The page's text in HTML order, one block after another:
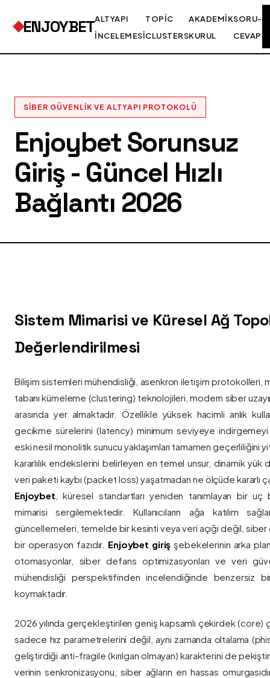
ENJOYBETALTYAPI
İNCELEMESI
TOPIC
CLUSTERS
AKADEMIK
KURUL
SORU-
CEVAP
SIBER GÜVENLIK VE ALTYAPI PROTOKOLÜ
Enjoybet Sorunsuz
Giriş - Güncel Hızlı
Bağlantı 2026
Sistem Mimarisi ve Küresel Ağ
Değerlendirilmesi
Bilişim sistemleri mühendisliği, asenkron iletişim protokolleri,
tabanı kümeleme (clustering) teknolojileri, modern siber
arasında yer almaktadır. Özellikle yüksek hacimli anlık
gecikme sürelerini (latency) minimum seviyeye
eski nesil monolitik sunucu yaklaşımları tamamen geçerliliğini
kararlılık endekslerini belirleyen en temel unsur, dinamik yük
veri paketi kaybı (packet loss) yaşatmadan ne ölçüde kararlı
Enjoybet , küresel standartları yeniden tanımlayan bir
mimarisi sergilemektedir. Kullanıcıların ağa katılım
güncellemeleri, temelde bir kesinti veya veri açığı değil, siber
bir operasyon fazıdır. Enjoybet giriş şebekelerinin arka
otomasyonlar, siber defans optimizasyonları ve veri
mühendisliği perspektifinden incelendiğinde benzersiz
koymaktadır.
2026 yılında gerçekleştirilen geniş kapsamlı çekirdek
sadece hız parametrelerini değil, aynı zamanda oltalama
geliştirdiği anti-fragile (kırılgan olmayan) karakterini de
verinin senkronizasyonu, siber ağların en hassas